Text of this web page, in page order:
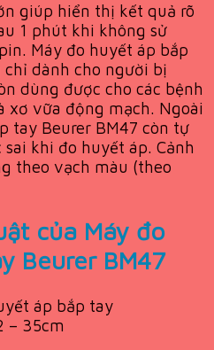
giúp hiển thị kết quả rõ
1 phút khi không sử
Máy đo huyết áp bắp
chỉ dành cho người bị
dùng được cho các bệnh
xơ vữa động mạch. Ngoài
tay Beurer BM47 còn tự
khi đo huyết áp. Cảnh
theo vạch màu (theo
của Máy đo
Beurer BM47
áp bắp tay
– 35cm